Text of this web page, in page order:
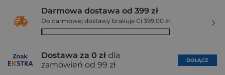
Darmowa dostawa od 399 zł
Do darmowej dostawy brakuje Ci 399,00 zł
Dostawa za 0 zł dla
zamówień od 99 zł
DOŁĄCZ